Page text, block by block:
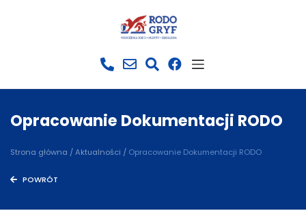
Opracowanie Dokumentacji RODO
Strona główna /Aktualności / Opracowanie Dokumentacji RODO
POWRÓT